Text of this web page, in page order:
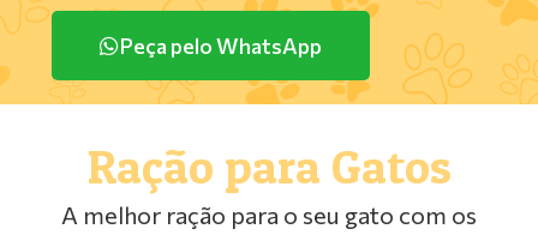
Peça pelo WhatsApp
Ração para Gatos
A melhor ração para o seu gato com os